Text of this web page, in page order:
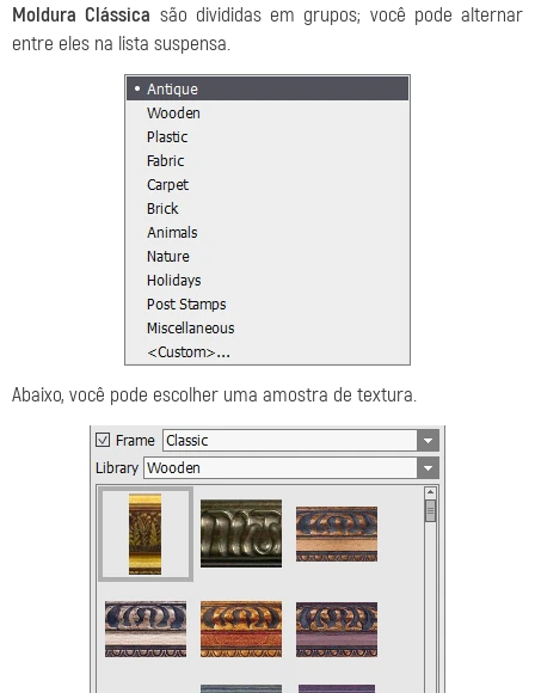
Moldura Clássica são divididas em grupos; você pode alternar
entre eles na lista suspensa.
Abaixo, você pode escolher uma amostra de textura.